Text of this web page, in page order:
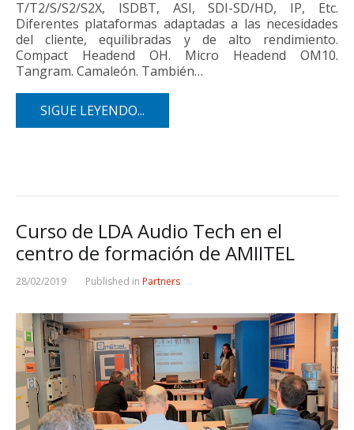
T/T2/S/S2/S2X, ISDBT, ASI, SDI-SD/HD, IP, Etc.
Diferentes plataformas adaptadas a las necesidades
del cliente, equilibradas y de alto rendimiento.
Compact Headend OH. Micro Headend OM10.
Tangram. Camaleón. También…
SIGUE LEYENDO...
Curso de LDA Audio Tech en el
centro de formación de AMIITEL
28/02/2019 Published in Partners